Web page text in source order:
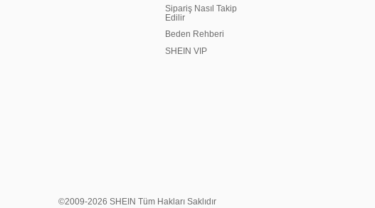
Sipariş Nasıl Takip
Edilir
Beden Rehberi
SHEIN VIP
©2009-2026 SHEIN Tüm Hakları Saklıdır